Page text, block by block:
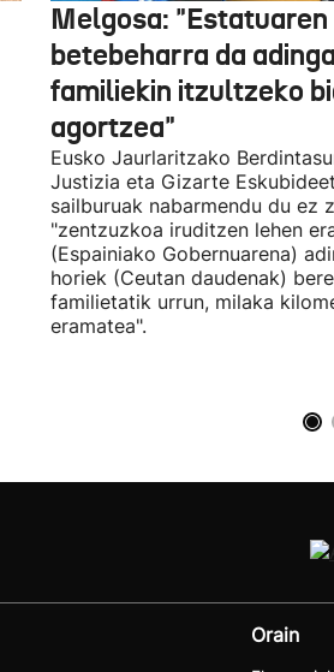
Melgosa: "Estatuaren
betebeharra da
familiekin itzultzeko
agortzea"
Eusko Jaurlaritzako
Justizia eta Gizarte
sailburuak nabarmendu du ez
"zentzuzkoa iruditzen lehen
(Espainiako Gobernuarena)
horiek (Ceutan daudenak)
familietatik urrun, milaka
eramatea".
Orain